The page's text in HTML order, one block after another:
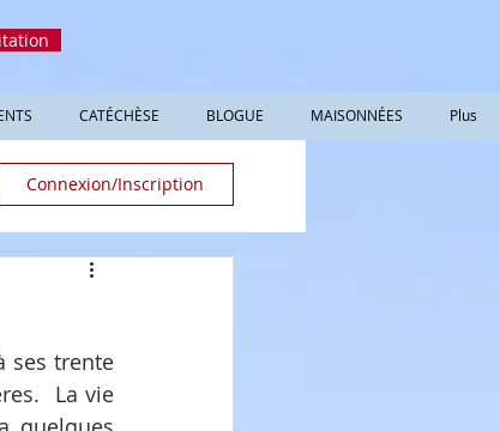
CATÉCHÈSE BLOGUE MAISONNÉES Plus
Connexion/Inscription
ses trente
La vie